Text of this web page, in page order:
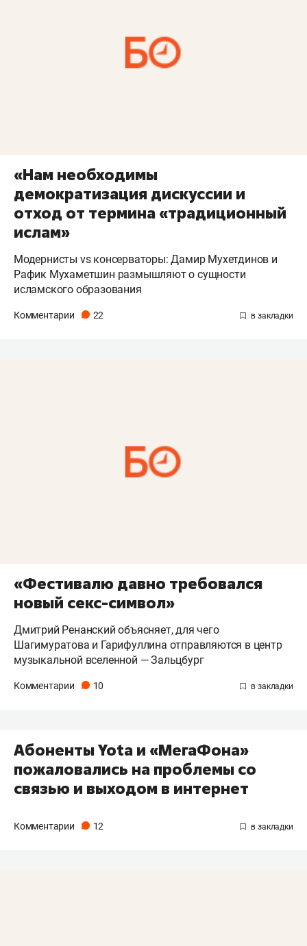
«Нам необходимы
демократизация дискуссии и
отход от термина «традиционный
ислам»
Модернисты vs консерваторы: Дамир Мухетдинов и
Рафик Мухаметшин размышляют о сущности
исламского образования
Комментарии 22
«Фестивалю давно требовался
новый секс-символ»
Дмитрий Ренанский объясняет, для чего
Шагимуратова и Гарифуллина отправляются в центр
музыкальной вселенной — Зальцбург
Комментарии 10
Абоненты Yota и «МегаФона»
пожаловались на проблемы со
связью и выходом в интернет
Комментарии 12